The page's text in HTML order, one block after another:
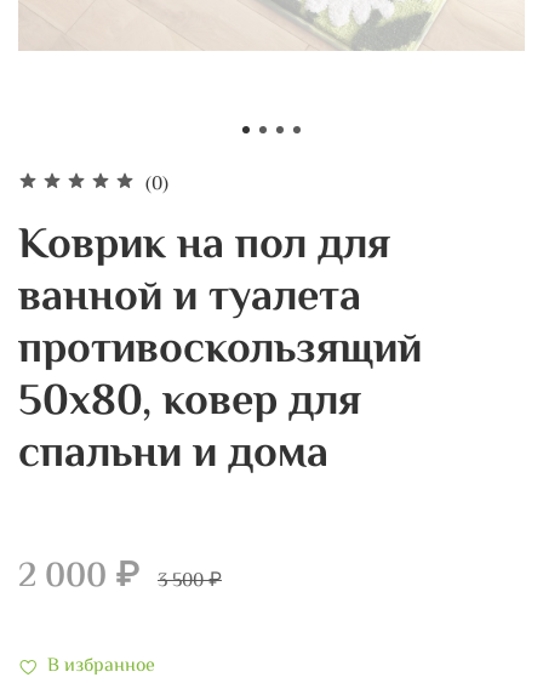
(0)
Коврик на пол для
ванной и туалета
противоскользящий
50х80, ковер для
спальни и дома
2 000 ₽ 3 500 ₽
В избранное